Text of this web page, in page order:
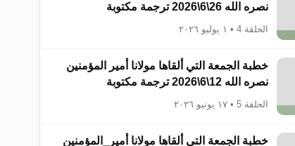
نصره الله 26\6\2026 ترجمة مكتوبة
الحلقة 4 • ١ يوليو ٢٠٢٦
خطبة الجمعة التي ألقاها مولانا أمير المؤمنين​​​​​​
نصره الله 12\6\2026 ترجمة مكتوبة
الحلقة 5 • ١٧ يونيو ٢٠٢٦
خطبة الجمعة التي ألقاها مولانا أمير_المؤمنين​​​​​​